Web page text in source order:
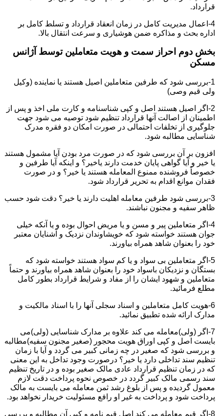
قرارداد.
4-اعمال مدیریت کامل در زمان انعقاد قرارداد و تسلط کامل بر
اداره بحث و مذاکره ضمن هوشیاری و سرعت انتقال بالا.
بخش دوم احراز سمت و هویت متعاملین توسط آژانس
مسکن
1-بررسی شود که طرفین متعاملین اصیل هستند یا نماینده (وکیل
ولی قیم وصی)
2-اگر اصیل هستند اصل و کپی شناسنامه و کارت ملی اخذ و پس از
اطمینان از اصالت آنها قرارداد تنظیم شود توصیه می شود جهت
جلوگیری از تخلفات احتمالی در صورت امکان دو فقره مدرک
شناسایی مطالبه شود.
افزون بر آن بررسی شود که در صورت مرد بودن آیا مشمول هستند
یا خیر و آیا گواهی پایان خدمت دارند یاخیر؟ و اینکه آیا طرفین و
خصوصاً فروشنده ممنوع المعامله هستند یا خیر؟ و در صورت
فقدان موانع اقدام به تحریر قرارداد شود.
3-بررسی شود طرفین معامله اهلیت دارند یا خیر؟ دقت شود حسب
ظاهر سفیه و مجنون نباشند.
4-اگر متعاملین پیر و مسن و یا مریض احوال بوده و یا آنکه خیلی
جوان هستند خواسته شود که خویشاوندان نزدیک و آشنایان معتبر
خود را بعنوان شاهد همراه بیاورند.
5-اگر متعاملین بی سواد و یا کم سواد هستند خواسته شود که
بستگان و نزدیکان باسواد خود را بعنوان شاهد همراه بیاورند و حتماً
متعاملین و شهود ایشان را از مفاد و شرایط قرارداد بطور کامل
مطلع فرمائید.
6-هویت کامل متعاملین و اسناد سجلی آنها را با اسناد مالکیت و
مدارک ارائه شده تطبیق نمائید.
7-اگر (ولی)معامله می کند علاوه بر مدارک شناسایی (ولی)می
بایست اصل و کپی اوراق هویت محجور (صغیر مجنون سفیه)مطالبه
و بررسی شود که صغیر در چه زمانی کبیر می گردد و آیا با زمان
تنظیم سند تداخلی دارد یا خیر؟ درصورت وجود تداخل به این معنی
که در زمان تنظیم قرارداد عادی مالک صغیر بوده و در تاریخ تنظیم
سند رسمی مالک کبیر گردد در خصوص نحوه پرداخت دقت لازم
معمول گردیده و پس از بلوغ رشد ثمن معامله می بایست به مالک
پرداخت شود و پرداخت به غیر او رافع مسئولیت خریدار نخواهد بود.
8-اگر قیم معامله می کند اصل قیم نامه و کپی آن مطالبه و بررسی